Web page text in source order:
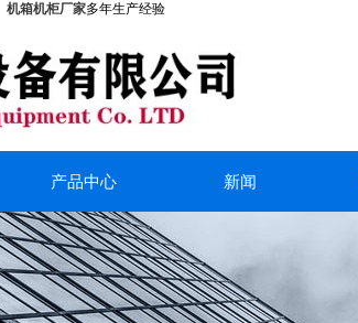
机箱机柜厂家多年生产经验
产品中心 新闻